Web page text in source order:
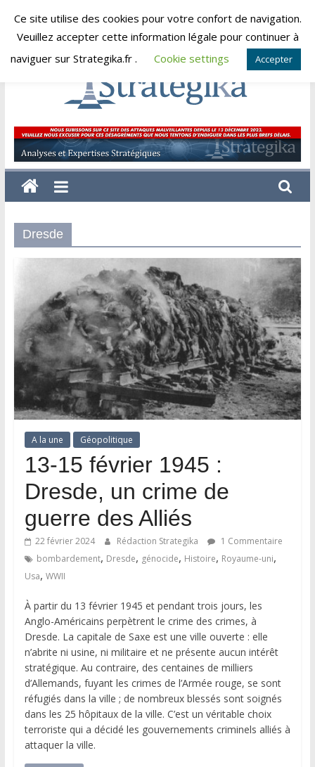
Skip
jeudi, août 6, 2026
Strategika
Expertise
et
Analyses
Dresde
A la une Géopolitique
13-15 février 1945 :
Dresde, un crime de
guerre des Alliés
22 février 2024 Rédaction Strategika
1 Commentaire
bombardement, Dresde, génocide, Histoire, Royaume-uni,
Usa, WWII
À partir du 13 février 1945 et pendant trois jours, les
Anglo-Américains perpètrent le crime des crimes, à
Dresde. La capitale de Saxe est une ville ouverte : elle
n’abrite ni usine, ni militaire et ne présente aucun intérêt
stratégique. Au contraire, des centaines de milliers
d’Allemands, fuyant les crimes de l’Armée rouge, se sont
réfugiés dans la ville ; de nombreux blessés sont soignés
dans les 25 hôpitaux de la ville. C’est un véritable choix
terroriste qui a décidé les gouvernements criminels alliés à
attaquer la ville.
Ce site utilise des cookies pour votre confort de navigation.
Veuillez accepter cette information légale pour continuer à
naviguer sur Strategika.fr .
Cookie settings Accepter